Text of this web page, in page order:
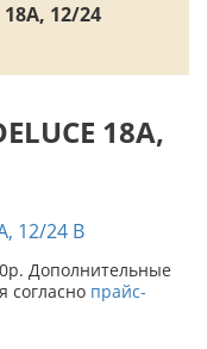
12/24
18А,
Дополнительные
согласно прайс-